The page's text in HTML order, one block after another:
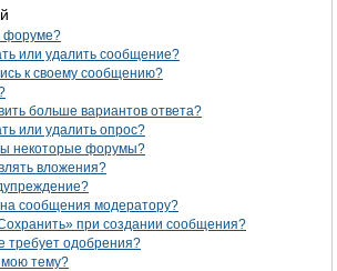
форуме?
или удалить сообщение?
к своему сообщению?
больше вариантов ответа?
или удалить опрос?
некоторые форумы?
вложения?
сообщения модератору?
при создании сообщения?
требует одобрения?
мою тему?